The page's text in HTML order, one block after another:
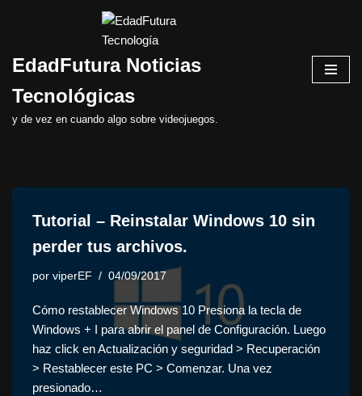
al
EdadFutura Noticias
Tecnológicas
y de vez en cuando algo sobre videojuegos.
Tutorial – Reinstalar Windows 10 sin
perder tus archivos.
por viperEF 04/09/2017
Cómo restablecer Windows 10 Presiona la tecla de
Windows + I para abrir el panel de Configuración. Luego
haz click en Actualización y seguridad > Recuperación
> Restablecer este PC > Comenzar. Una vez
presionado…